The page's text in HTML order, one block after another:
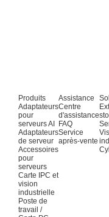
Produits
Adaptateurs
pour
serveurs AI
Adaptateurs
de serveur
Accessoires
pour
serveurs
Carte IPC et
vision
industrielle
Poste de
travail /
Assistance
Centre
d'assistance
FAQ
Service
après-vente